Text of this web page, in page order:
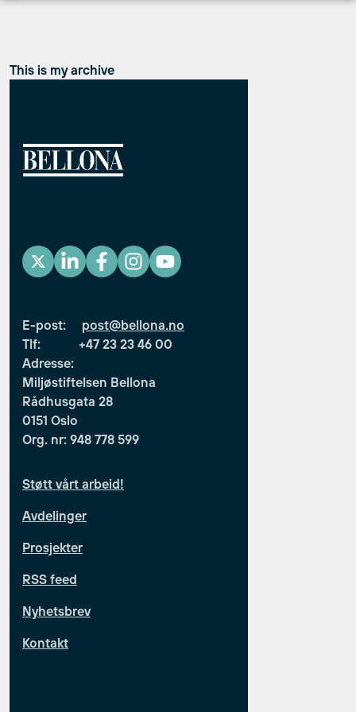
This is my archive
E-post: post@bellona.no
Tlf: +47 23 23 46 00
Adresse:
Miljøstiftelsen Bellona
Rådhusgata 28
0151 Oslo
Org. nr: 948 778 599
Støtt vårt arbeid!
Avdelinger
Prosjekter
RSS feed
Nyhetsbrev
Kontakt